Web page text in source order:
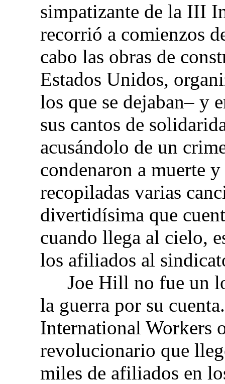
simpatizante de la III
recorrió a comienzos
cabo las obras de
Estados Unidos,
los que se dejaban– y
sus cantos de
acusándolo de un
condenaron a muerte
recopiladas varias
divertidísima que
cuando llega al cielo,
los afiliados al
Joe Hill no fue un
la guerra por su
International Workers
revolucionario que
miles de afiliados en